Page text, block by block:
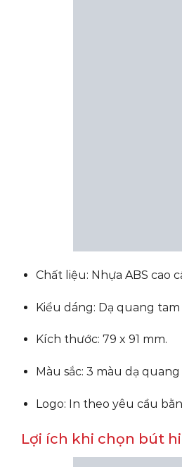
Chất liệu: Nhựa ABS cao
Kiểu dáng: Dạ quang
Kích thước: 79 x 91 mm.
Màu sắc: 3 màu dạ
Logo: In theo yêu cầu
Lợi ích khi chọn bút